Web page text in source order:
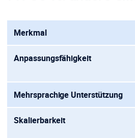
Merkmal
Anpassungsfähigkeit
Mehrsprachige Unterstützung
Skalierbarkeit